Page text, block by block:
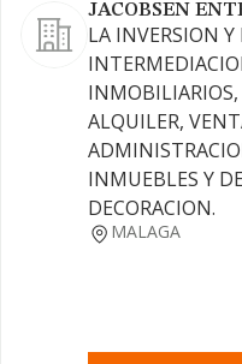
JACOBSEN
LA INVERSION Y
ALQUILER,
INMUEBLES Y
DECORACION.
MALAGA